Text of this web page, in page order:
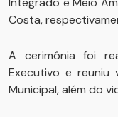
Costa,
A cerimônia foi
Executivo e reuniu
Municipal, além do